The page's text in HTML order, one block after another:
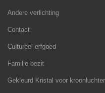
Andere verlichting
Contact
Cultureel erfgoed
Familie bezit
Gekleurd Kristal voor